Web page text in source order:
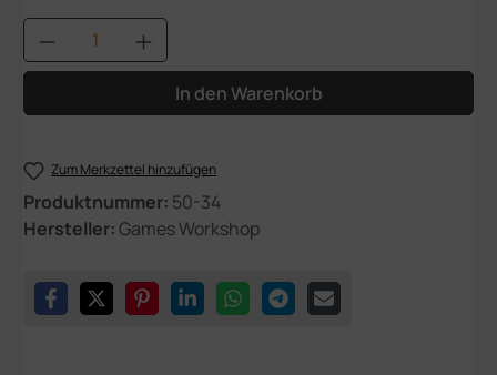
Produkt Anzahl: Gib den gewünschten
In den Warenkorb
Zum Merkzettel hinzufügen
Produktnummer: 50-34
Hersteller:Games Workshop